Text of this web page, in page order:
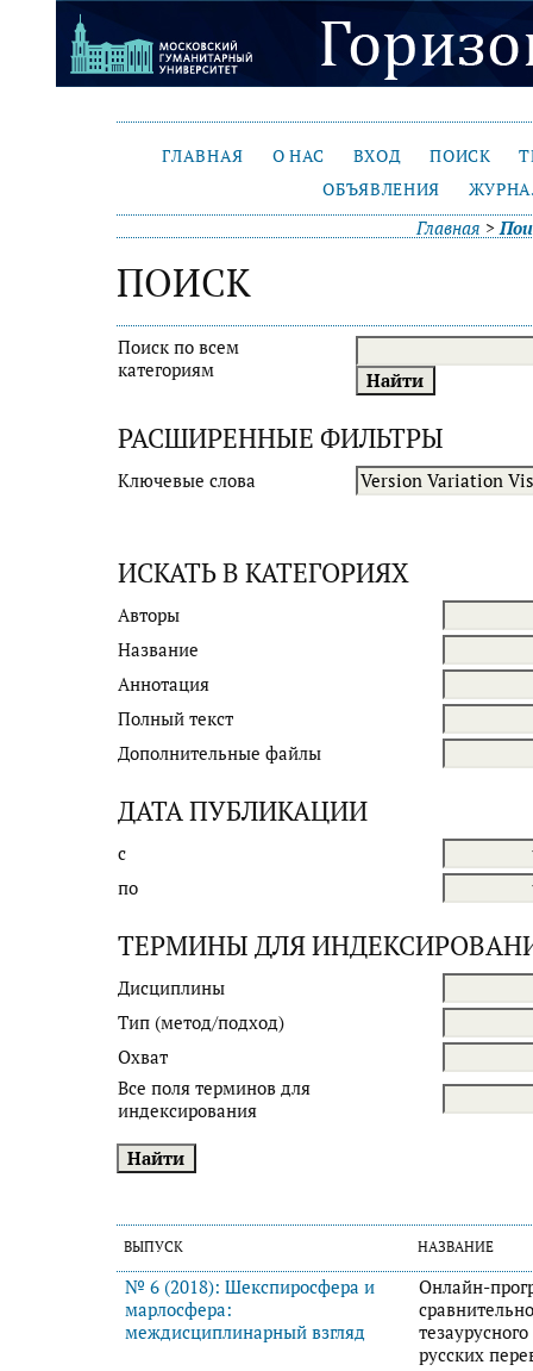
ГЛАВНАЯ О НАС ВХОД ПОИСК
ОБЪЯВЛЕНИЯ
Главная >
ПОИСК
Поиск по всем
категориям
РАСШИРЕННЫЕ ФИЛЬТРЫ
Ключевые слова
ИСКАТЬ В КАТЕГОРИЯХ
Авторы
Название
Аннотация
Полный текст
Дополнительные файлы
ДАТА ПУБЛИКАЦИИ
с
по
ТЕРМИНЫ ДЛЯ
Дисциплины
Тип (метод/подход)
Охват
Все поля терминов для
индексирования
ВЫПУСК НАЗВАНИЕ
№ 6 (2018): Шекспиросфера и
марлосфера:
междисциплинарный взгляд
Онлайн-
русских